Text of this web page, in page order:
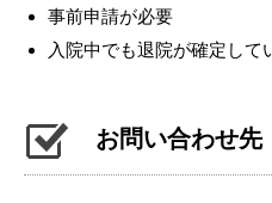
事前申請が必要
入院中でも退院が確定して
お問い合わせ先